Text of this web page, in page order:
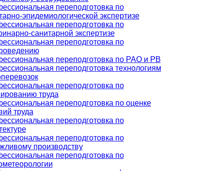
переподготовка по
эпидемиологической экспертизе
переподготовка по
санитарной экспертизе
переподготовка по
переподготовка по РАО и РВ
переподготовка технологиям
переподготовка по
труда
переподготовка по оценке
труда
переподготовка по
переподготовка по
производству
переподготовка по